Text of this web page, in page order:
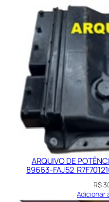
ARQUIVO DE
89663-FAJ52
R$
Adicionar